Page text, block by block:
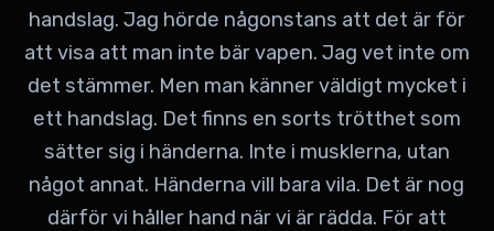
handslag. Jag hörde någonstans att det är för
att visa att man inte bär vapen. Jag vet inte om
det stämmer. Men man känner väldigt mycket i
ett handslag. Det finns en sorts trötthet som
sätter sig i händerna. Inte i musklerna, utan
något annat. Händerna vill bara vila. Det är nog
därför vi håller hand när vi är rädda. För att